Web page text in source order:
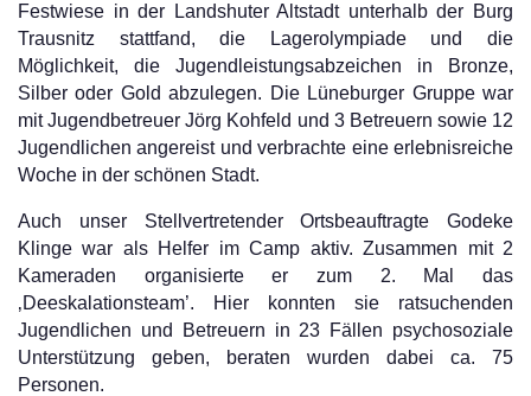
Festwiese in der Landshuter Altstadt unterhalb der Burg
Trausnitz stattfand, die Lagerolympiade und die
Möglichkeit, die Jugendleistungsabzeichen in Bronze,
Silber oder Gold abzulegen. Die Lüneburger Gruppe war
mit Jugendbetreuer Jörg Kohfeld und 3 Betreuern sowie 12
Jugendlichen angereist und verbrachte eine erlebnisreiche
Woche in der schönen Stadt.
Auch unser Stellvertretender Ortsbeauftragte Godeke
Klinge war als Helfer im Camp aktiv. Zusammen mit 2
Kameraden organisierte er zum 2. Mal das
‚Deeskalationsteam’. Hier konnten sie ratsuchenden
Jugendlichen und Betreuern in 23 Fällen psychosoziale
Unterstützung geben, beraten wurden dabei ca. 75
Personen.